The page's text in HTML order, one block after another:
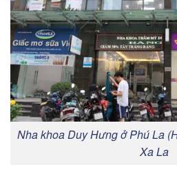
Nha khoa Duy Hưng ở Phú La
Xa La